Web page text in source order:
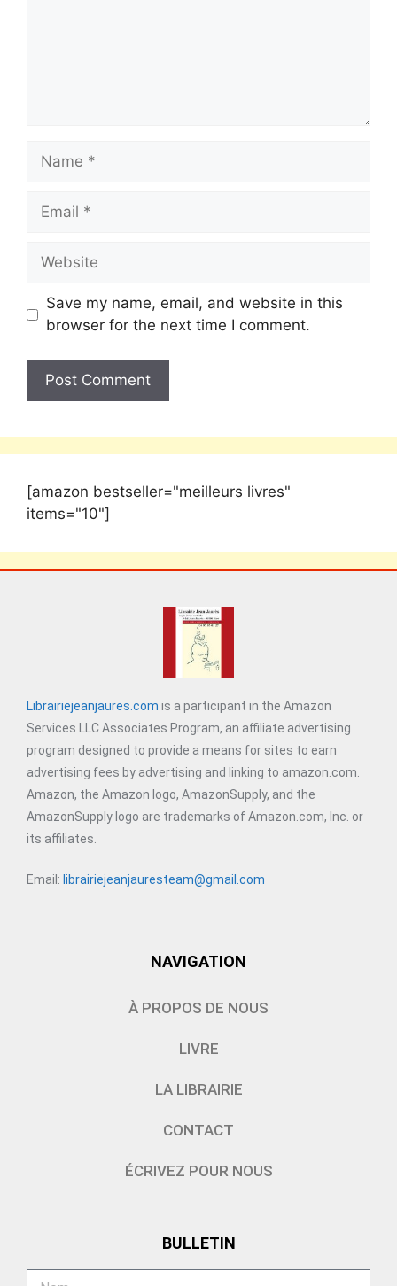
Save my name, email, and website in this
browser for the next time I comment.
[amazon bestseller="meilleurs livres"
items="10"]
Librairiejeanjaures.com is a participant in the Amazon
Services LLC Associates Program, an affiliate advertising
program designed to provide a means for sites to earn
advertising fees by advertising and linking to amazon.com.
Amazon, the Amazon logo, AmazonSupply, and the
AmazonSupply logo are trademarks of Amazon.com, Inc. or
its affiliates.
Email: librairiejeanjauresteam@gmail.com
NAVIGATION
À PROPOS DE NOUS
LIVRE
LA LIBRAIRIE
CONTACT
ÉCRIVEZ POUR NOUS
BULLETIN